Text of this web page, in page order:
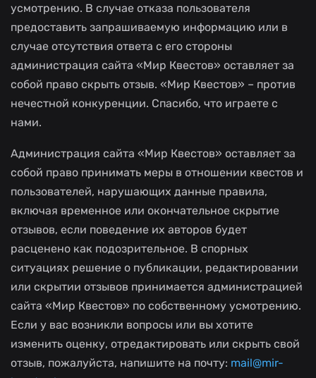
усмотрению. В случае отказа пользователя
предоставить запрашиваемую информацию или в
случае отсутствия ответа с его стороны
администрация сайта «Мир Квестов» оставляет за
собой право скрыть отзыв. «Мир Квестов» – против
нечестной конкуренции. Спасибо, что играете с
нами.
Администрация сайта «Мир Квестов» оставляет за
собой право принимать меры в отношении квестов и
пользователей, нарушающих данные правила,
включая временное или окончательное скрытие
отзывов, если поведение их авторов будет
расценено как подозрительное. В спорных
ситуациях решение о публикации, редактировании
или скрытии отзывов принимается администрацией
сайта «Мир Квестов» по собственному усмотрению.
Если у вас возникли вопросы или вы хотите
изменить оценку, отредактировать или скрыть свой
отзыв, пожалуйста, напишите на почту: mail@mir-